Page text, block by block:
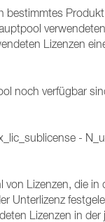
bestimmtes
Lizenzen
noch verfügbar
-
von Lizenzen, die
Unterlizenz
Lizenzen in der